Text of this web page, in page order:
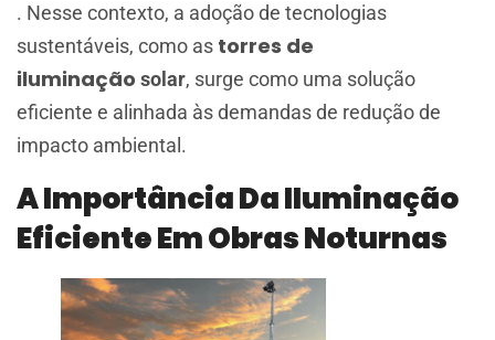
. Nesse contexto, a adoção de tecnologias
sustentáveis, como as torres de
iluminação solar, surge como uma solução
eficiente e alinhada às demandas de redução de
impacto ambiental.
A Importância Da Iluminação
Eficiente Em Obras Noturnas